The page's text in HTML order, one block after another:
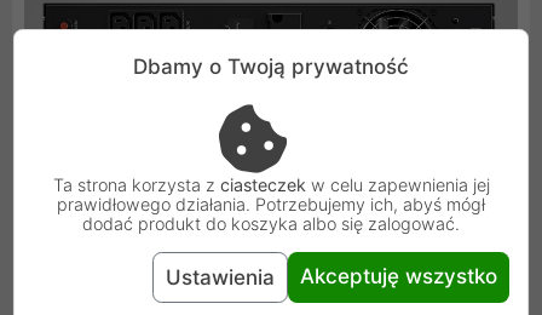
Dbamy o Twoją prywatność
Ta strona korzysta z ciasteczek w celu zapewnienia jej
prawidłowego działania. Potrzebujemy ich, abyś mógł
dodać produkt do koszyka albo się zalogować.
Ustawienia Akceptuję wszystko